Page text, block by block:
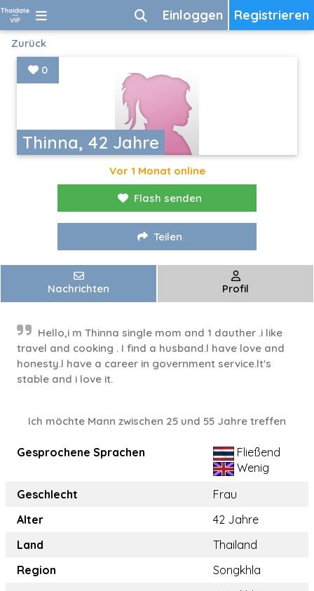
Registrieren
Einloggen
Zurück
Thinna, 42 Jahre
0
Vor 1 Monat online
Flash senden
Teilen
Nachrichten Profil
Hello,i m Thinna single mom and 1 dauther .i like
travel and cooking . I find a husband.l have love and
honesty.l have a career in government service.lt's
stable and i love it.
Ich möchte Mann zwischen 25 und 55 Jahre treffen
Gesprochene Sprachen
Fließend
Wenig
Geschlecht
Frau
Alter
42 Jahre
Land
Thailand
Region
Songkhla